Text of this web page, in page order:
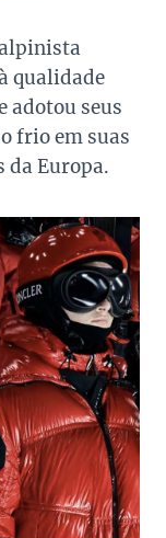
qualidade
adotou seus
frio em suas
da Europa.